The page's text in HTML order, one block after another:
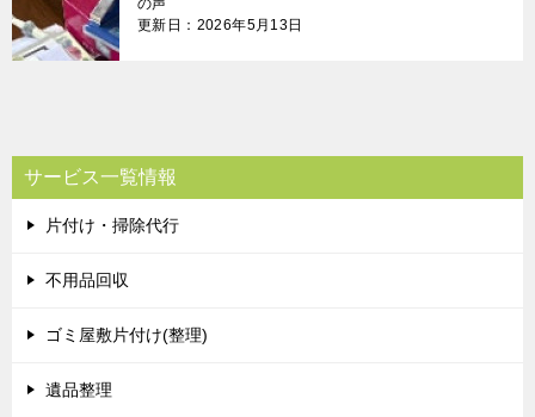
の声
更新日：2026年5月13日
サービス一覧情報
片付け・掃除代行
不用品回収
ゴミ屋敷片付け(整理)
遺品整理